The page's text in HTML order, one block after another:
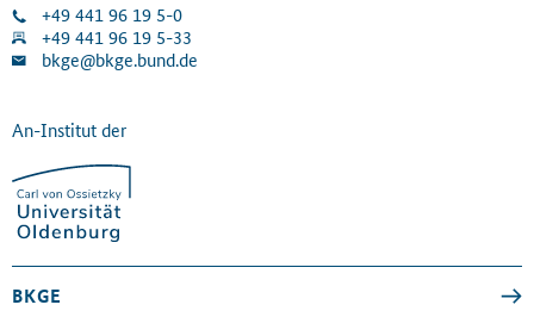
+49 441 96 19 5-0
+49 441 96 19 5-33
bkge@bkge.bund.de
An-Institut der
BKGE